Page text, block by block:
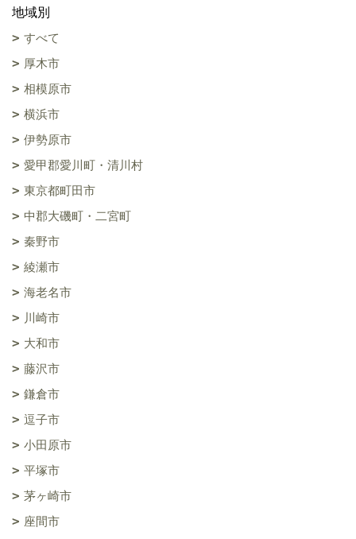
地域別
すべて
厚木市
相模原市
横浜市
伊勢原市
愛甲郡愛川町・清川村
東京都町田市
中郡大磯町・二宮町
秦野市
綾瀬市
海老名市
川崎市
大和市
藤沢市
鎌倉市
逗子市
小田原市
平塚市
茅ヶ崎市
座間市